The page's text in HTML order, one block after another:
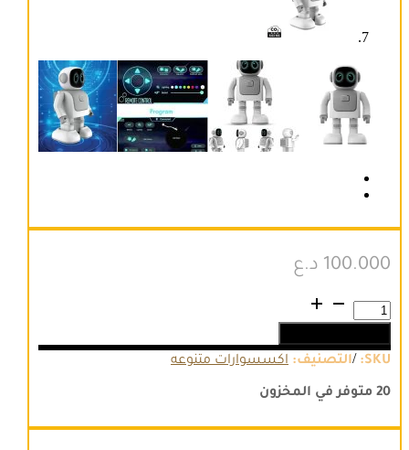
100.000 د.ع
كمية
Robert
dance
SKU:
/التصنيف: اكسسوارات متنوعه
20 متوفر في المخزون